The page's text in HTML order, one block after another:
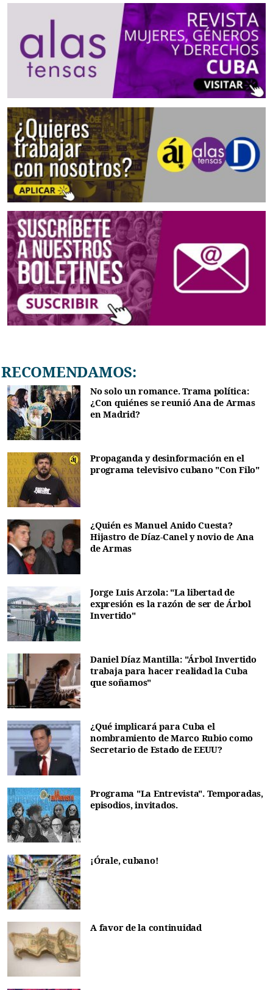
RECOMENDAMOS:
No solo un romance. Trama política:
¿Con quiénes se reunió Ana de Armas
en Madrid?
Propaganda y desinformación en el
programa televisivo cubano "Con Filo"
¿Quién es Manuel Anido Cuesta?
Hijastro de Díaz-Canel y novio de Ana
de Armas
Jorge Luis Arzola: "La libertad de
expresión es la razón de ser de Árbol
Invertido"
Daniel Díaz Mantilla: "Árbol Invertido
trabaja para hacer realidad la Cuba
que soñamos"
¿Qué implicará para Cuba el
nombramiento de Marco Rubio como
Secretario de Estado de EEUU?
Programa "La Entrevista". Temporadas,
episodios, invitados.
¡Órale, cubano!
A favor de la continuidad